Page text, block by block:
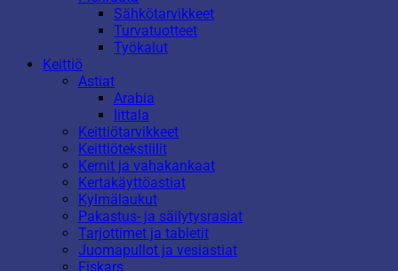
Sähkötarvikkeet
Turvatuotteet
Työkalut
Keittiö
Astiat
Arabia
Iittala
Keittiötarvikkeet
Keittiötekstiilit
Kernit ja vahakankaat
Kertakäyttöastiat
Kylmälaukut
Pakastus- ja säilytysrasiat
Tarjottimet ja tabletit
Juomapullot ja vesiastiat
Fiskars